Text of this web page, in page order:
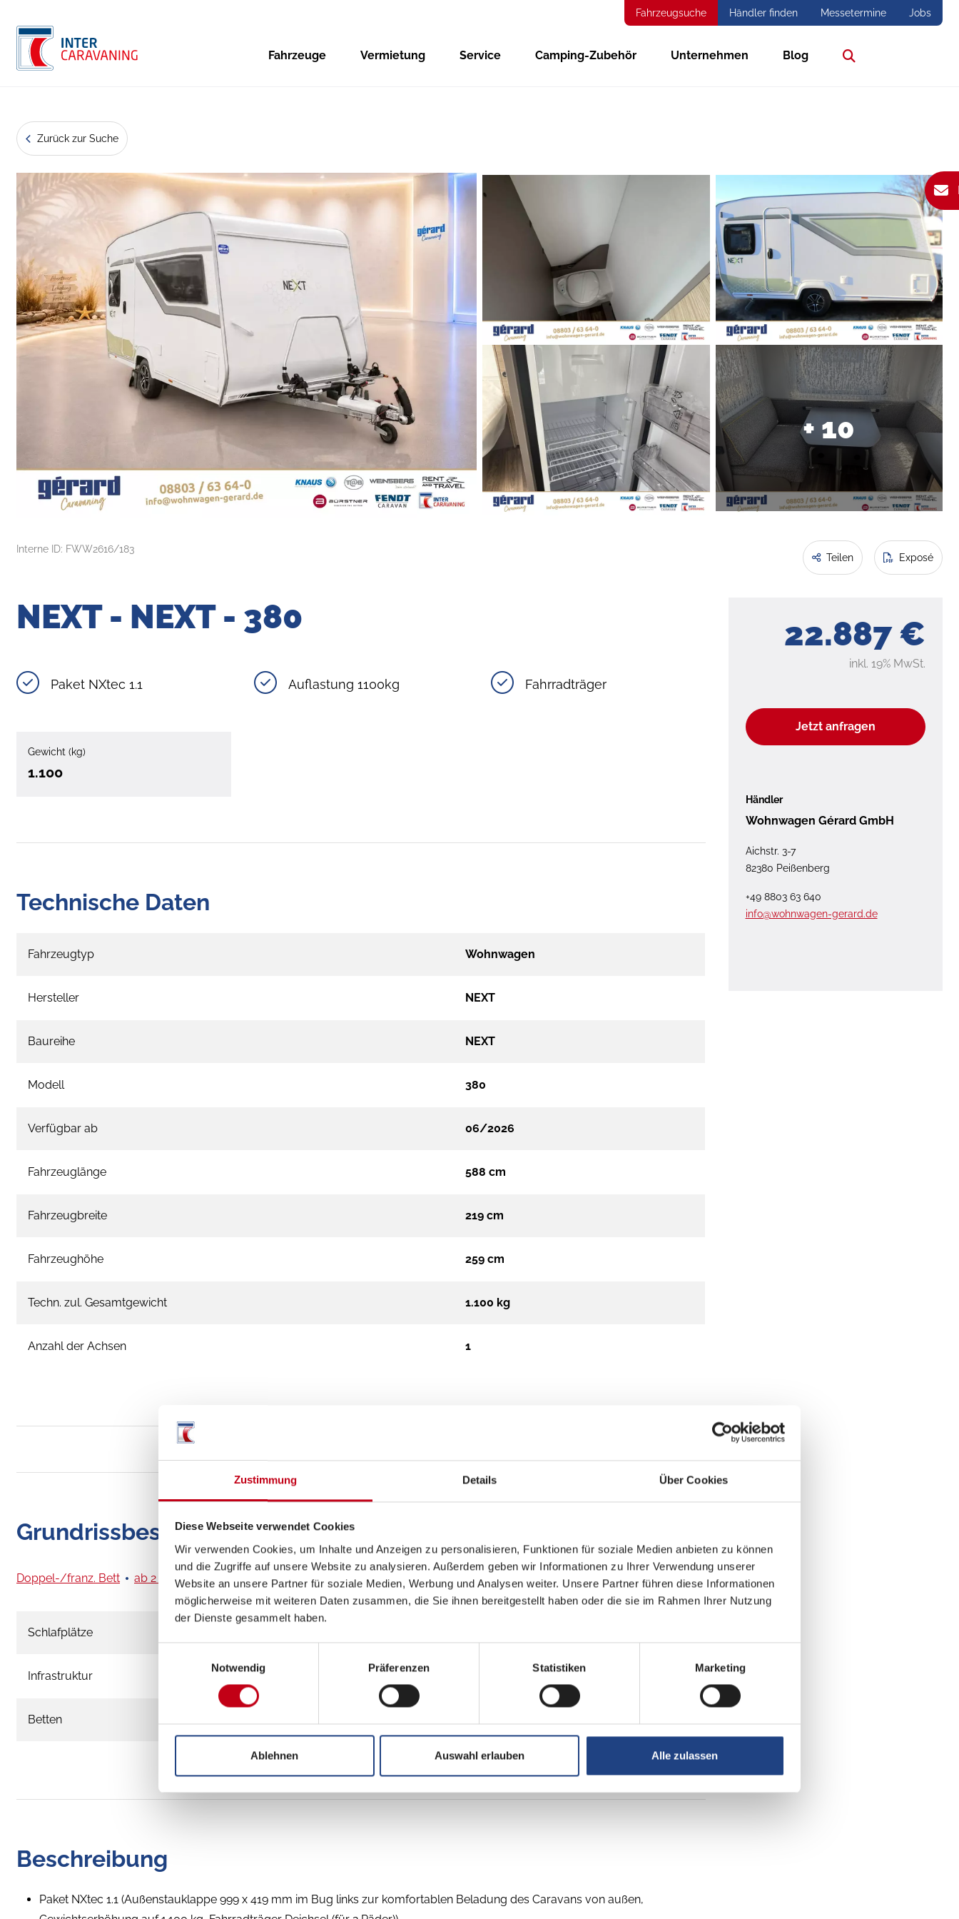
Zustimmung Details Über Cookies
Diese Webseite verwendet Cookies
Wir verwenden Cookies, um Inhalte und Anzeigen zu personalisieren, Funktionen für soziale Medien anbieten zu können
und die Zugriffe auf unsere Website zu analysieren. Außerdem geben wir Informationen zu Ihrer Verwendung unserer
Website an unsere Partner für soziale Medien, Werbung und Analysen weiter. Unsere Partner führen diese Informationen
möglicherweise mit weiteren Daten zusammen, die Sie ihnen bereitgestellt haben oder die sie im Rahmen Ihrer Nutzung
der Dienste gesammelt haben.
Notwendig
Präferenzen Statistiken Marketing
Ablehnen Auswahl erlauben Alle zulassen
Fahrzeugsuche Händler finden Messetermine Jobs
Fahrzeuge Vermietung Service Camping-Zubehör Unternehmen Blog
Zurück zur Suche
+ 10
Interne ID: FWW2616/183
Teilen Exposé
22.887 €
inkl. 19% MwSt.
Jetzt anfragen
Händler
Wohnwagen Gérard GmbH
Aichstr. 3-7
82380 Peißenberg
+49 8803 63 640
info@wohnwagen-gerard.de
NEXT - NEXT - 380
Paket NXtec 1.1 Auflastung 1100kg Fahrradträger
Gewicht (kg)
1.100
Technische Daten
Fahrzeugtyp Wohnwagen
Hersteller NEXT
Baureihe NEXT
Modell 380
Verfügbar ab 06/2026
Fahrzeuglänge 588 cm
Fahrzeugbreite 219 cm
Fahrzeughöhe 259 cm
Techn. zul. Gesamtgewicht 1.100 kg
Anzahl der Achsen 1
Grundrissbeschreibung
Doppel-/franz. Bett ab 2 Schlafplätze
Schlafplätze
Infrastruktur
Betten
Beschreibung
Paket NXtec 1.1 (Außenstauklappe 999 x 419 mm im Bug links zur komfortablen Beladung des Caravans von außen,